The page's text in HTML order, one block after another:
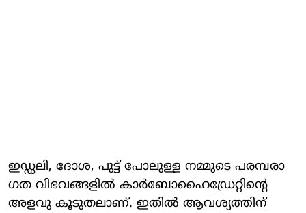
ഇഡ്ഡലി, ദോശ, പുട്ട് പോലുള്ള നമ്മുടെ പരമ്പരാ​
ഗത വിഭവങ്ങളിൽ കാർബോഹൈഡ്രേറ്റിന്റെ
അളവു കൂടുതലാണ്. ഇതിൽ ആവശ്യത്തിന്